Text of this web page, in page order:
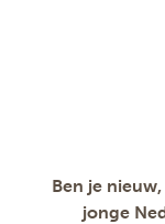
Ben je
jonge